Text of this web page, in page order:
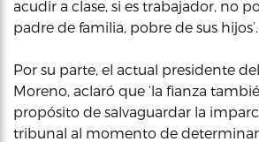
acudir a clase, si es trabajador, no
padre de familia, pobre de sus hijos’.
Por su parte, el actual presidente
Moreno, aclaró que ‘la fianza
propósito de salvaguardar la
tribunal al momento de